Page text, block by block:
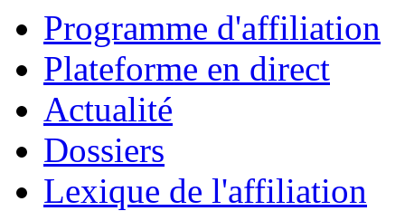
Programme d'affiliation
Plateforme en direct
Actualité
Dossiers
Lexique de l'affiliation